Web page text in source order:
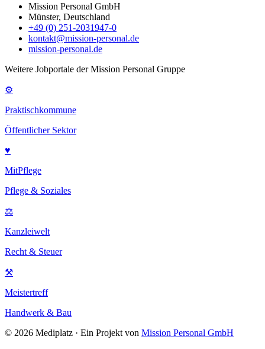
Mission Personal GmbH
Münster, Deutschland
+49 (0) 251-2031947-0
kontakt@mission-personal.de
mission-personal.de
Weitere Jobportale der Mission Personal Gruppe
⚙
Praktischkommune
Öffentlicher Sektor
♥
MitPflege
Pflege & Soziales
⚖
Kanzleiwelt
Recht & Steuer
⚒
Meistertreff
Handwerk & Bau
© 2026 Mediplatz · Ein Projekt von Mission Personal GmbH